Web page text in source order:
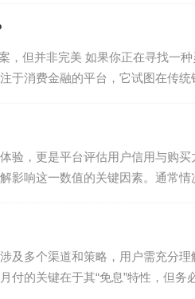
，但并非完美 如果你正在寻找一
于消费金融的平台，它试图在传统
验，更是平台评估用户信用与购买
影响这一数值的关键因素。通常情
及多个渠道和策略，用户需充分
付的关键在于其“免息”特性，但务